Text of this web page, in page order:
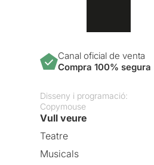
Canal oficial de venta
Compra 100% segura
Disseny i programació:
Copymouse
Vull veure
Teatre
Musicals